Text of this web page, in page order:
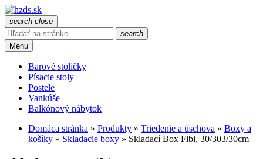
search close
search
Menu
Barové stoličky
Písacie stoly
Postele
Vankúše
Balkónový nábytok
Domáca stránka » Produkty » Triedenie a úschova » Boxy a
košíky » Skladacie boxy » Skladací Box Fibi, 30/303/30cm